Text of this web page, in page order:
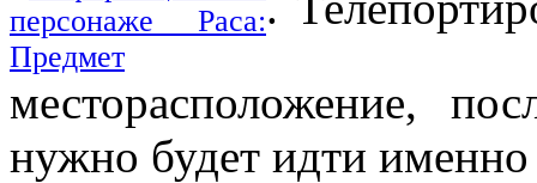
месторасположение,
нужно будет идти